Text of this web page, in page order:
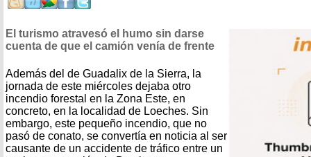
El turismo atravesó el humo sin darse
cuenta de que el camión venía de frente
Además del de Guadalix de la Sierra, la
jornada de este miércoles dejaba otro
incendio forestal en la Zona Este, en
concreto, en la localidad de Loeches. Sin
embargo, este pequeño incendio, que no
pasó de conato, se convertía en noticia al ser
causante de un accidente de tráfico entre un